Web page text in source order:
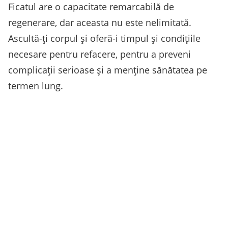
Ficatul are o capacitate remarcabilă de
regenerare, dar aceasta nu este nelimitată.
Ascultă-ți corpul și oferă-i timpul și condițiile
necesare pentru refacere, pentru a preveni
complicații serioase și a menține sănătatea pe
termen lung.